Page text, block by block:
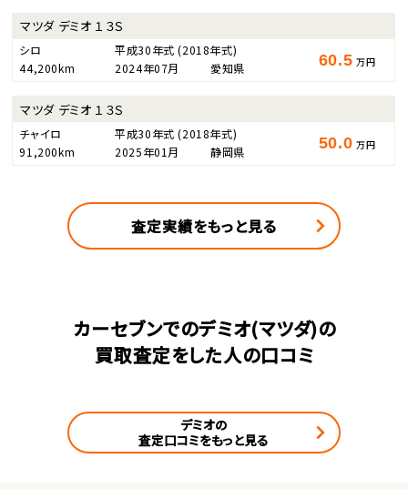
マツダ デミオ １３Ｓ
シロ 平成30年式(2018年式)
44,200km
2024年07月 愛知県 60.5 万円
マツダ デミオ １３Ｓ
チャイロ 平成30年式(2018年式)
91,200km
2025年01月 静岡県 50.0 万円
査定実績をもっと見る
カーセブンでのデミオ(マツダ)の
買取査定をした人の口コミ
デミオの
査定口コミをもっと見る